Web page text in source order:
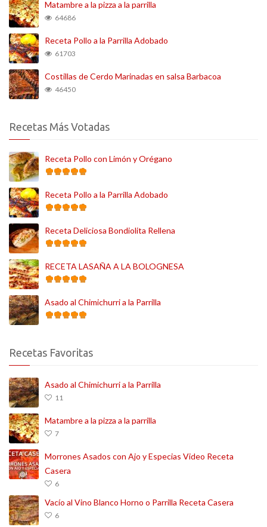
Matambre a la pizza a la parrilla
64686
Receta Pollo a la Parrilla Adobado
61703
Costillas de Cerdo Marinadas en salsa Barbacoa
46450
Recetas Más Votadas
Receta Pollo con Limón y Orégano
Receta Pollo a la Parrilla Adobado
Receta Deliciosa Bondiolita Rellena
RECETA LASAÑA A LA BOLOGNESA
Asado al Chimichurri a la Parrilla
Recetas Favoritas
Asado al Chimichurri a la Parrilla
11
Matambre a la pizza a la parrilla
7
Morrones Asados con Ajo y Especias Video Receta
Casera
6
Vacío al Vino Blanco Horno o Parrilla Receta Casera
6